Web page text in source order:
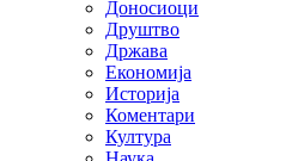
Доносиоци
Друштво
Држава
Економија
Историја
Коментари
Култура